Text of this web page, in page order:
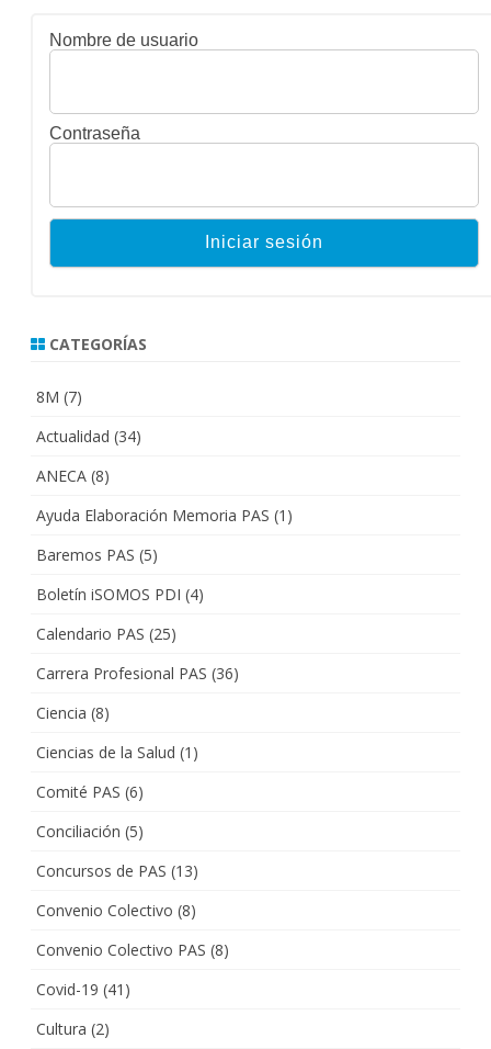
Nombre de usuario
Contraseña
CATEGORÍAS
8M (7)
Actualidad (34)
ANECA (8)
Ayuda Elaboración Memoria PAS (1)
Baremos PAS (5)
Boletín iSOMOS PDI (4)
Calendario PAS (25)
Carrera Profesional PAS (36)
Ciencia (8)
Ciencias de la Salud (1)
Comité PAS (6)
Conciliación (5)
Concursos de PAS (13)
Convenio Colectivo (8)
Convenio Colectivo PAS (8)
Covid-19 (41)
Cultura (2)